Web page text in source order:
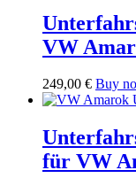
VW
249,00 € Buy
für VW